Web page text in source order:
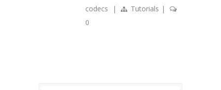
codecs
| Tutorials |
0